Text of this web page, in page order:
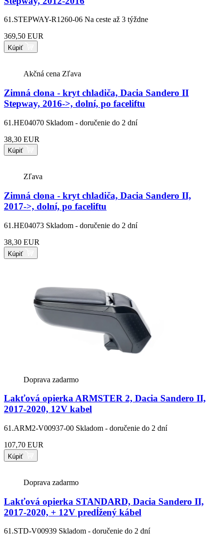
61.STEPWAY-R1260-06 Na ceste až 3 týždne
369,50 EUR
Kúpiť
Akčná cena Zľava
Zimná clona - kryt chladiča, Dacia Sandero II
Stepway, 2016->, dolní, po faceliftu
61.HE04070 Skladom - doručenie do 2 dní
38,30 EUR
Kúpiť
Zľava
Zimná clona - kryt chladiča, Dacia Sandero II,
2017->, dolní, po faceliftu
61.HE04073 Skladom - doručenie do 2 dní
38,30 EUR
Kúpiť
Doprava zadarmo
Lakťová opierka ARMSTER 2, Dacia Sandero II,
2017-2020, 12V kabel
61.ARM2-V00937-00 Skladom - doručenie do 2 dní
107,70 EUR
Kúpiť
Doprava zadarmo
Lakťová opierka STANDARD, Dacia Sandero II,
2017-2020, + 12V predĺžený kábel
61.STD-V00939 Skladom - doručenie do 2 dní